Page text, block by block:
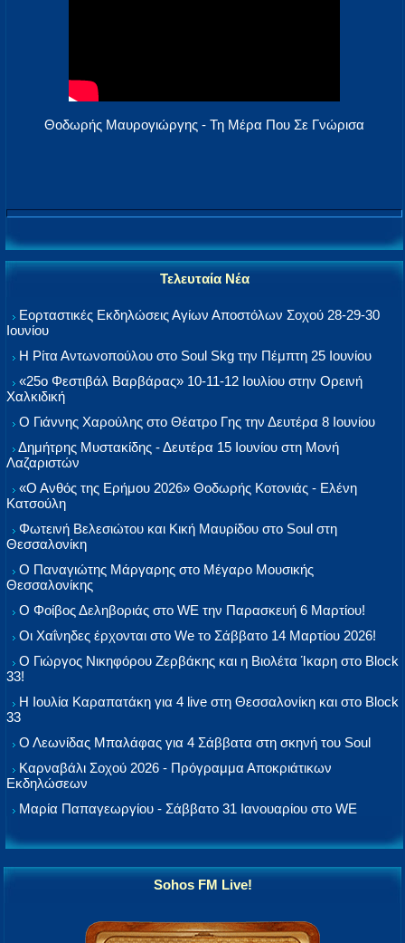
Θοδωρής Μαυρογιώργης - Τη Μέρα Που Σε Γνώρισα
Τελευταία Νέα
Εορταστικές Εκδηλώσεις Αγίων Αποστόλων Σοχού 28-29-30
Ιουνίου
Η Ρίτα Αντωνοπούλου στο Soul Skg την Πέμπτη 25 Ιουνίου
«25ο Φεστιβάλ Βαρβάρας» 10-11-12 Ιουλίου στην Ορεινή
Χαλκιδική
Ο Γιάννης Χαρούλης στο Θέατρο Γης την Δευτέρα 8 Ιουνίου
Δημήτρης Μυστακίδης - Δευτέρα 15 Ιουνίου στη Μονή
Λαζαριστών
«Ο Ανθός της Ερήμου 2026» Θοδωρής Κοτονιάς - Ελένη
Κατσούλη
Φωτεινή Βελεσιώτου και Κική Μαυρίδου στο Soul στη
Θεσσαλονίκη
Ο Παναγιώτης Μάργαρης στο Μέγαρο Μουσικής
Θεσσαλονίκης
Ο Φοίβος Δεληβοριάς στο WE την Παρασκευή 6 Μαρτίου!
Οι Χαΐνηδες έρχονται στο We το Σάββατο 14 Μαρτίου 2026!
Ο Γιώργος Νικηφόρου Ζερβάκης και η Βιολέτα Ίκαρη στο Block
33!
Η Ιουλία Καραπατάκη για 4 live στη Θεσσαλονίκη και στο Block
33
Ο Λεωνίδας Μπαλάφας για 4 Σάββατα στη σκηνή του Soul
Καρναβάλι Σοχού 2026 - Πρόγραμμα Αποκριάτικων
Εκδηλώσεων
Μαρία Παπαγεωργίου - Σάββατο 31 Ιανουαρίου στο WE
Sohos FM Live!